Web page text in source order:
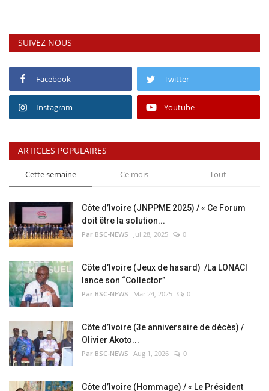
SUIVEZ NOUS
Facebook Twitter
Instagram Youtube
ARTICLES POPULAIRES
Cette semaine Ce mois Tout
Côte d’Ivoire (JNPPME 2025) / « Ce Forum
doit être la solution...
Par BSC-NEWS Jul 28, 2025 0
Côte d’Ivoire (Jeux de hasard) /La LONACI
lance son “Collector”
Par BSC-NEWS Mar 24, 2025 0
Côte d’Ivoire (3e anniversaire de décès) /
Olivier Akoto...
Par BSC-NEWS Aug 1, 2026 0
Côte d’Ivoire (Hommage) / « Le Président